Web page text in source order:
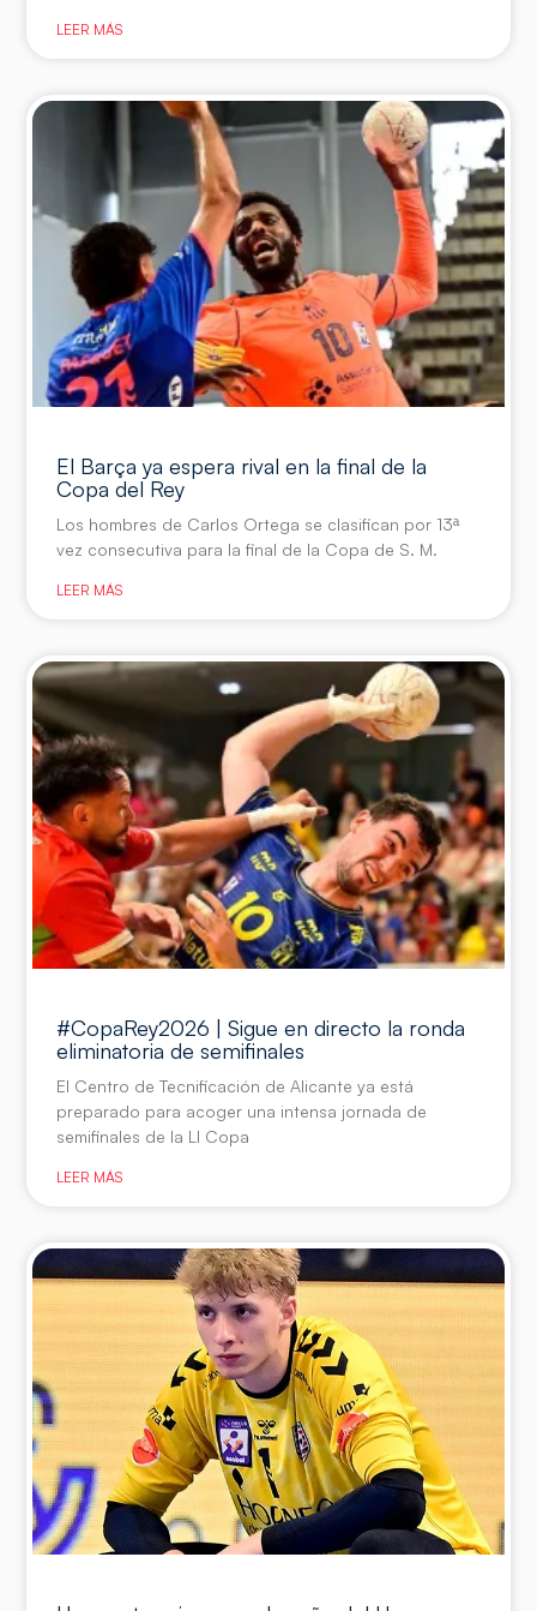
LEER MÁS
El Barça ya espera rival en la final de la
Copa del Rey
Los hombres de Carlos Ortega se clasifican por 13ª
vez consecutiva para la final de la Copa de S. M.
LEER MÁS
#CopaRey2026 | Sigue en directo la ronda
eliminatoria de semifinales
El Centro de Tecnificación de Alicante ya está
preparado para acoger una intensa jornada de
semifinales de la LI Copa
LEER MÁS